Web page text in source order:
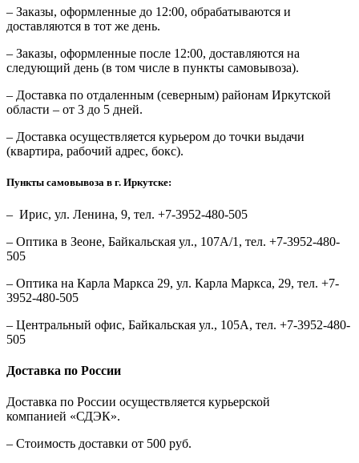
– Заказы, оформленные до 12:00, обрабатываются и
доставляются в тот же день.
– Заказы, оформленные после 12:00, доставляются на
следующий день (в том числе в пункты самовывоза).
– Доставка по отдаленным (северным) районам Иркутской
области – от 3 до 5 дней.
– Доставка осуществляется курьером до точки выдачи
(квартира, рабочий адрес, бокс).
Пункты самовывоза в г. Иркутске:
– Ирис, ул. Ленина, 9, тел. +7-3952-480-505
– Оптика в Зеоне, Байкальская ул., 107А/1, тел. +7-3952-480-
505
– Оптика на Карла Маркса 29, ул. Карла Маркса, 29, тел. +7-
3952-480-505
– Центральный офис, Байкальская ул., 105А, тел. +7-3952-480-
505
Доставка по России
Доставка по России осуществляется курьерской
компанией «СДЭК».
– Стоимость доставки от 500 руб.